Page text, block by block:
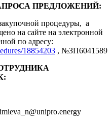
ПРЕДЛОЖЕНИЙ:
процедуры, а
на сайте на электронной
по адресу:
18854203 , №ЗП6041589